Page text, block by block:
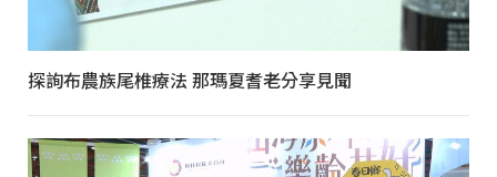
探詢布農族尾椎療法 那瑪夏耆老分享見聞